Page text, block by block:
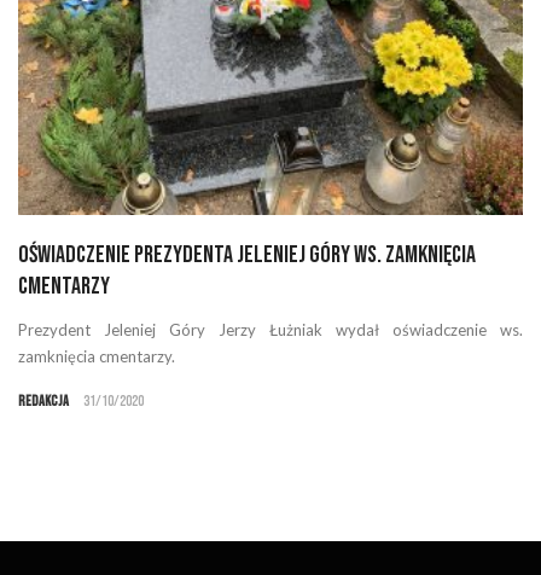
Oświadczenie prezydenta Jeleniej Góry ws. zamknięcia
cmentarzy
Prezydent Jeleniej Góry Jerzy Łużniak wydał oświadczenie ws.
zamknięcia cmentarzy.
Redakcja 31/10/2020